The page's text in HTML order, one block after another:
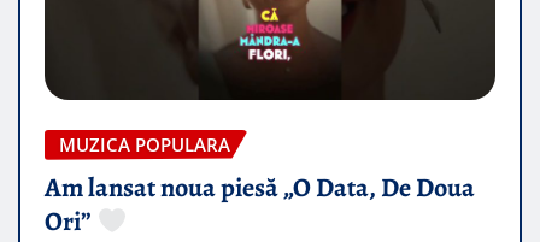
MUZICA POPULARA
Am lansat noua piesă „O Data, De Doua
Ori”